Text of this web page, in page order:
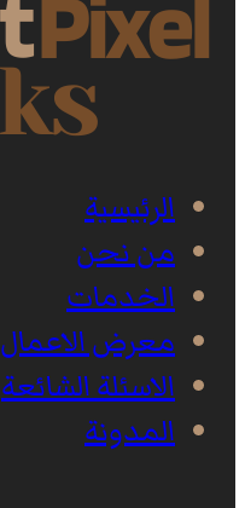
الرئيسية
من نحن
الخدمات
معرض الاعمال
الاسئلة الشائعة
المدونة